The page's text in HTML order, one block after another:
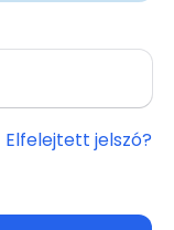
Elfelejtett jelszó?